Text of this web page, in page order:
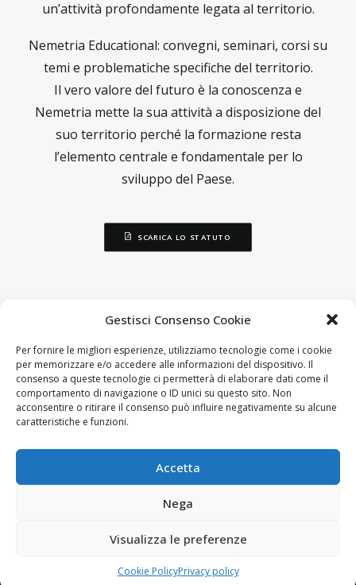
Gestisci Consenso Cookie
Per fornire le migliori esperienze, utilizziamo tecnologie come i cookie
per memorizzare e/o accedere alle informazioni del dispositivo. Il
consenso a queste tecnologie ci permetterà di elaborare dati come il
comportamento di navigazione o ID unici su questo sito. Non
acconsentire o ritirare il consenso può influire negativamente su alcune
caratteristiche e funzioni.
Accetta
Nega
Visualizza le preferenze
Cookie PolicyPrivacy policy
un’attività profondamente legata al territorio.
Nemetria Educational: convegni, seminari, corsi su
temi e problematiche specifiche del territorio.
Il vero valore del futuro è la conoscenza e
Nemetria mette la sua attività a disposizione del
suo territorio perché la formazione resta
l’elemento centrale e fondamentale per lo
sviluppo del Paese.
SCARICA LO STATUTO
Via A.Vici, 28
nemetria@nemetria.org
T: (+39) 0742 1944 970
M: (+39) 346 4941 835